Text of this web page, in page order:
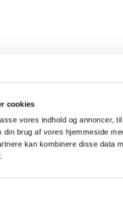
cookies
vores indhold og annoncer,
din brug af vores hjemmeside
kan kombinere disse data